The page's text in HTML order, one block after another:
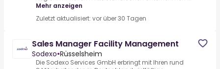
Mehr anzeigen
Zuletzt aktualisiert: vor über 30 Tagen
Sales Manager Facility Management
Sodexo•Rüsselsheim
Die Sodexo Services GmbH erbringt mit Ihren rund